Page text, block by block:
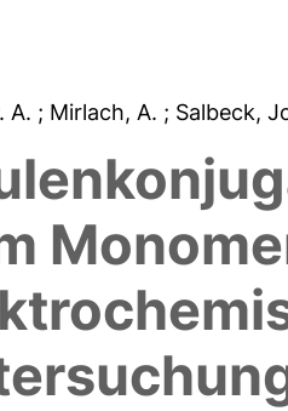
A. ; Mirlach, A. ; Salbeck,